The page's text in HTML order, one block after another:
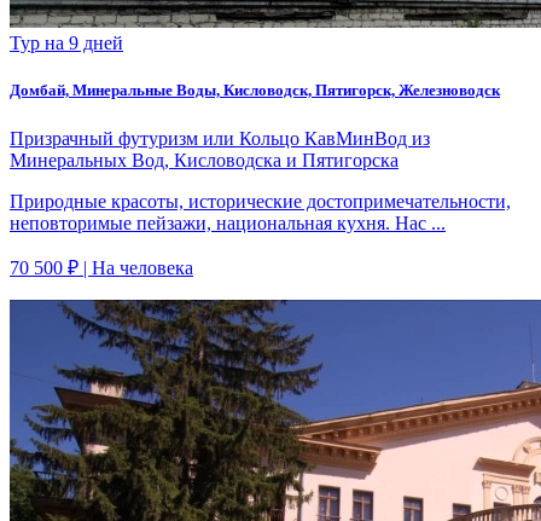
Тур на 9 дней
Домбай, Минеральные Воды, Кисловодск, Пятигорск, Железноводск
Призрачный футуризм или Кольцо КавМинВод из
Минеральных Вод, Кисловодска и Пятигорска
Природные красоты, исторические достопримечательности,
неповторимые пейзажи, национальная кухня. Нас ...
70 500 ₽ | На человека